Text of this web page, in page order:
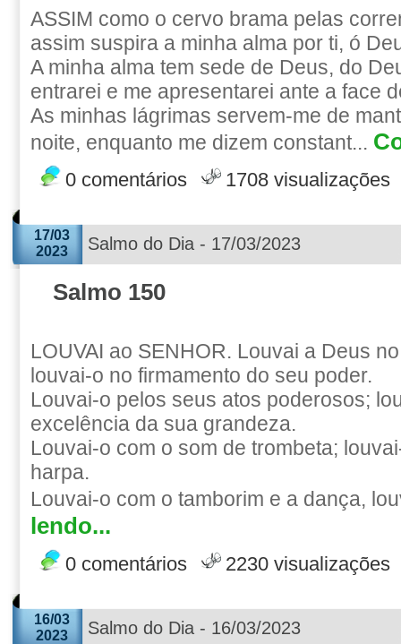
ASSIM como o cervo brama pelas
assim suspira a minha alma por ti, ó
A minha alma tem sede de Deus, do
entrarei e me apresentarei ante a face
As minhas lágrimas servem-me de
noite, enquanto me dizem constant...
0 comentários 1708 visualizações
17/03
2023
Salmo do Dia - 17/03/2023
Salmo 150
LOUVAI ao SENHOR. Louvai a Deus
louvai-o no firmamento do seu poder.
Louvai-o pelos seus atos poderosos;
excelência da sua grandeza.
Louvai-o com o som de trombeta;
harpa.
Louvai-o com o tamborim e a dança,
lendo...
0 comentários 2230 visualizações
16/03
2023
Salmo do Dia - 16/03/2023